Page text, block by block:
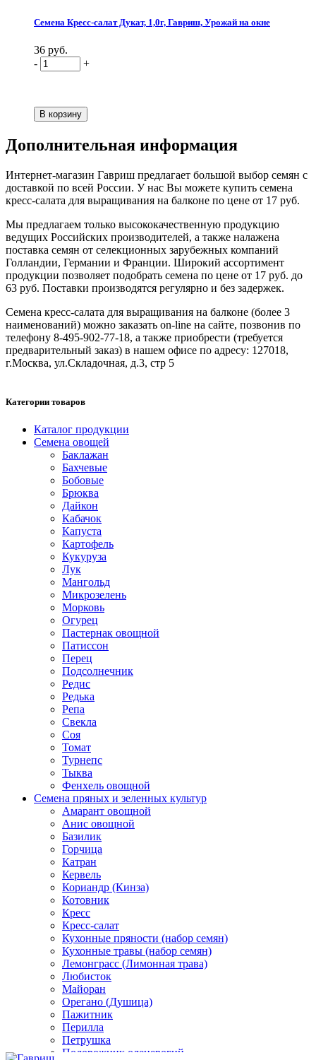
Семена Кресс-салат Дукат, 1,0г, Гавриш, Урожай на окне
36 руб.
-
+
Дополнительная информация
Интернет-магазин Гавриш предлагает большой выбор семян с
доставкой по всей России. У нас Вы можете купить семена
кресс-салата для выращивания на балконе по цене от 17 руб.
Мы предлагаем только высококачественную продукцию
ведущих Российских производителей, а также налажена
поставка семян от селекционных зарубежных компаний
Голландии, Германии и Франции. Широкий ассортимент
продукции позволяет подобрать семена по цене от 17 руб. до
63 руб. Поставки производятся регулярно и без задержек.
Семена кресс-салата для выращивания на балконе (более 3
наименований) можно заказать on-line на сайте, позвонив по
телефону 8-495-902-77-18, а также приобрести (требуется
предварительный заказ) в нашем офисе по адресу: 127018,
г.Москва, ул.Складочная, д.3, стр 5
Категории товаров
Каталог продукции
Семена овощей
Баклажан
Бахчевые
Бобовые
Брюква
Дайкон
Кабачок
Капуста
Картофель
Кукуруза
Лук
Мангольд
Микрозелень
Морковь
Огурец
Пастернак овощной
Патиссон
Перец
Подсолнечник
Редис
Редька
Репа
Свекла
Соя
Томат
Турнепс
Тыква
Фенхель овощной
Семена пряных и зеленных культур
Амарант овощной
Анис овощной
Базилик
Горчица
Катран
Кервель
Кориандр (Кинза)
Котовник
Кресс
Кресс-салат
Кухонные пряности (набор семян)
Кухонные травы (набор семян)
Лемонграсс (Лимонная трава)
Любисток
Майоран
Орегано (Душица)
Пажитник
Перилла
Петрушка
Подорожник оленерогий